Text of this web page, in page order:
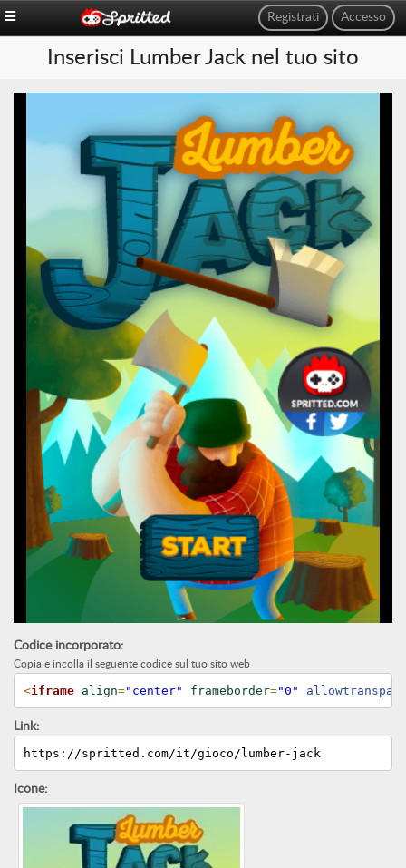
Accesso
Registrati
Inserisci Lumber Jack nel tuo sito
Codice incorporato:
Copia e incolla il seguente codice sul tuo sito web
<iframe align="center" frameborder="0"
Link:
https://spritted.com/it/gioco/lumber-jack
Icone: